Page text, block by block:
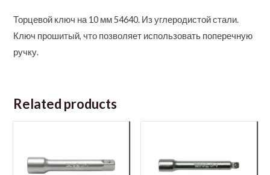
Торцевой ключ на 10 мм 54640. Из углеродистой стали.
Ключ прошитый, что позволяет использовать поперечную
ручку.
Related products